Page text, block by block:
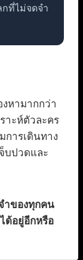
กที่ไม่จดจำ
หามากกว่า
าะห์ตัวละคร
การเดินทาง
บปวดและ
ำของทุกคน
ได้อยู่อีกหรือ